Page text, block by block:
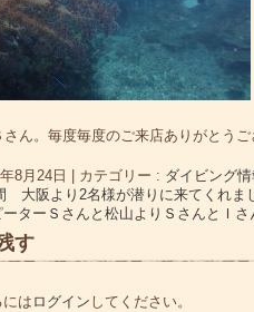
ん。毎度毎度のご来店ありがとうご
8月24日 | カテゴリー : ダイビング情
大阪より2名様が潜りに来てくれま
ターＳさんと松山よりＳさんとＩさ
す
は ログイン してください。